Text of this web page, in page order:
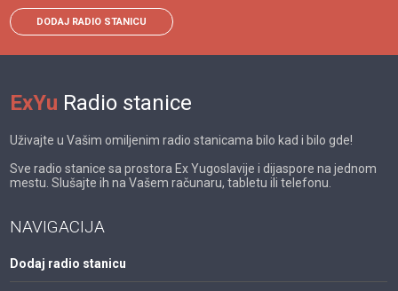
DODAJ RADIO STANICU
ExYu Radio stanice
Uživajte u Vašim omiljenim radio stanicama bilo kad i bilo gde!
Sve radio stanice sa prostora Ex Yugoslavije i dijaspore na jednom
mestu. Slušajte ih na Vašem računaru, tabletu ili telefonu.
NAVIGACIJA
Dodaj radio stanicu